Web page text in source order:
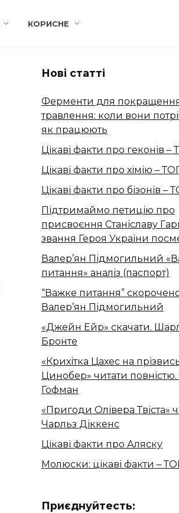
КОРИСНЕ
Нові статті
Ферменти для
травлення: коли вони
як працюють
Цікаві факти про геконів –
Цікаві факти про хімію –
Цікаві факти про бізонів –
Підтримаймо петицію про
присвоєння Станіславу
звання Героя України
Валер’ян Підмогильний
питання» аналіз (паспорт)
“Важке питання”
Валер’ян Підмогильний
«Джейн Ейр» скачати.
Бронте
«Крихітка Цахес на
Цинобер» читати повністю.
Гофман
«Пригоди Олівера Твіста»
Чарльз Діккенс
Цікаві факти про Аляску
Молюски: цікаві факти –
Приєднуйтесть: